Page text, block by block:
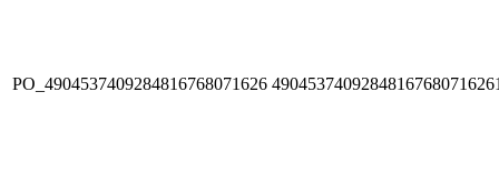
PO_4904537409284816768071626